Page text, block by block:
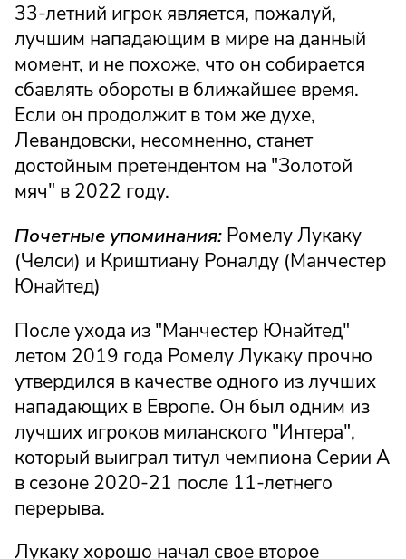
33-летний игрок является, пожалуй,
лучшим нападающим в мире на данный
момент, и не похоже, что он собирается
сбавлять обороты в ближайшее время.
Если он продолжит в том же духе,
Левандовски, несомненно, станет
достойным претендентом на "Золотой
мяч" в 2022 году.
Почетные упоминания: Ромелу Лукаку
(Челси) и Криштиану Роналду (Манчестер
Юнайтед)
После ухода из "Манчестер Юнайтед"
летом 2019 года Ромелу Лукаку прочно
утвердился в качестве одного из лучших
нападающих в Европе. Он был одним из
лучших игроков миланского "Интера",
который выиграл титул чемпиона Серии А
в сезоне 2020-21 после 11-летнего
перерыва.
Лукаку хорошо начал свое второе